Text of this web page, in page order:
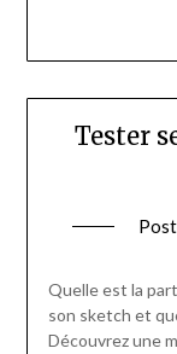
Tester
Quelle est la
son sketch et
Découvrez une